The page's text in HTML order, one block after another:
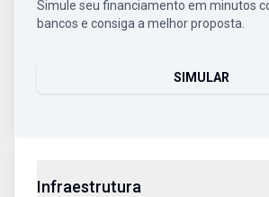
Simule seu financiamento em minutos
bancos e consiga a melhor proposta.
SIMULAR
Infraestrutura